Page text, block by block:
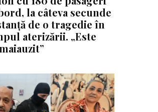
la câteva secunde
de o tragedie în
aterizării. „Este